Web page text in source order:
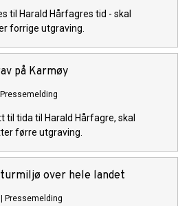
til Harald Hårfagres tid - skal
forrige utgraving.
på Karmøy
Pressemelding
til tida til Harald Hårfagre, skal
førre utgraving.
over hele landet
| Pressemelding